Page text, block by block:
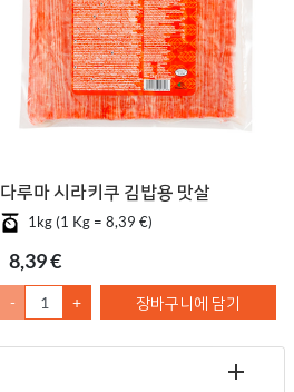
다루마 시라키쿠 김밥용 맛살
1kg (1 Kg = 8,39 €)
8,39 €
- + 장바구니에 담기